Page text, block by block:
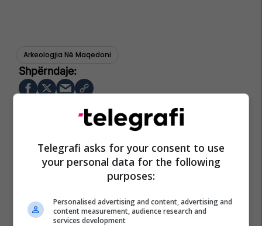
Arkeologjia Në Maqedoni
Telegrafi asks for your consent to use
your personal data for the following
purposes:
Personalised advertising and content, advertising and
content measurement, audience research and
services development